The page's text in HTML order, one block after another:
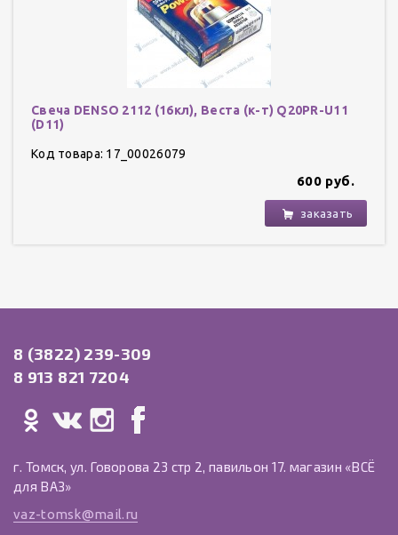
Свеча DENSO 2112 (16кл), Веста (к-т) Q20PR-U11
(D11)
Код товара: 17_00026079
600 руб.
заказать
8 (3822) 239-309
8 913 821 7204
г. Томск, ул. Говорова 23 стр 2, павильон 17. магазин «ВСЁ
для ВАЗ»
vaz-tomsk@mail.ru